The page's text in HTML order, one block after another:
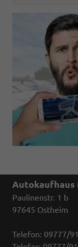
Autokaufhaus
Paulinenstr. 1 b
97645 Ostheim
Telefon: 09777/